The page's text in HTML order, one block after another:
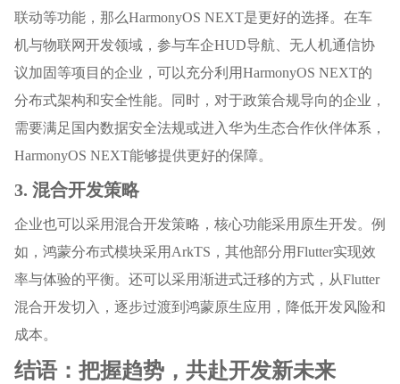
联动等功能，那么HarmonyOS NEXT是更好的选择。在车
机与物联网开发领域，参与车企HUD导航、无人机通信协
议加固等项目的企业，可以充分利用HarmonyOS NEXT的
分布式架构和安全性能。同时，对于政策合规导向的企业，
需要满足国内数据安全法规或进入华为生态合作伙伴体系，
HarmonyOS NEXT能够提供更好的保障。
3. 混合开发策略
企业也可以采用混合开发策略，核心功能采用原生开发。例
如，鸿蒙分布式模块采用ArkTS，其他部分用Flutter实现效
率与体验的平衡。还可以采用渐进式迁移的方式，从Flutter
混合开发切入，逐步过渡到鸿蒙原生应用，降低开发风险和
成本。
结语：把握趋势，共赴开发新未来